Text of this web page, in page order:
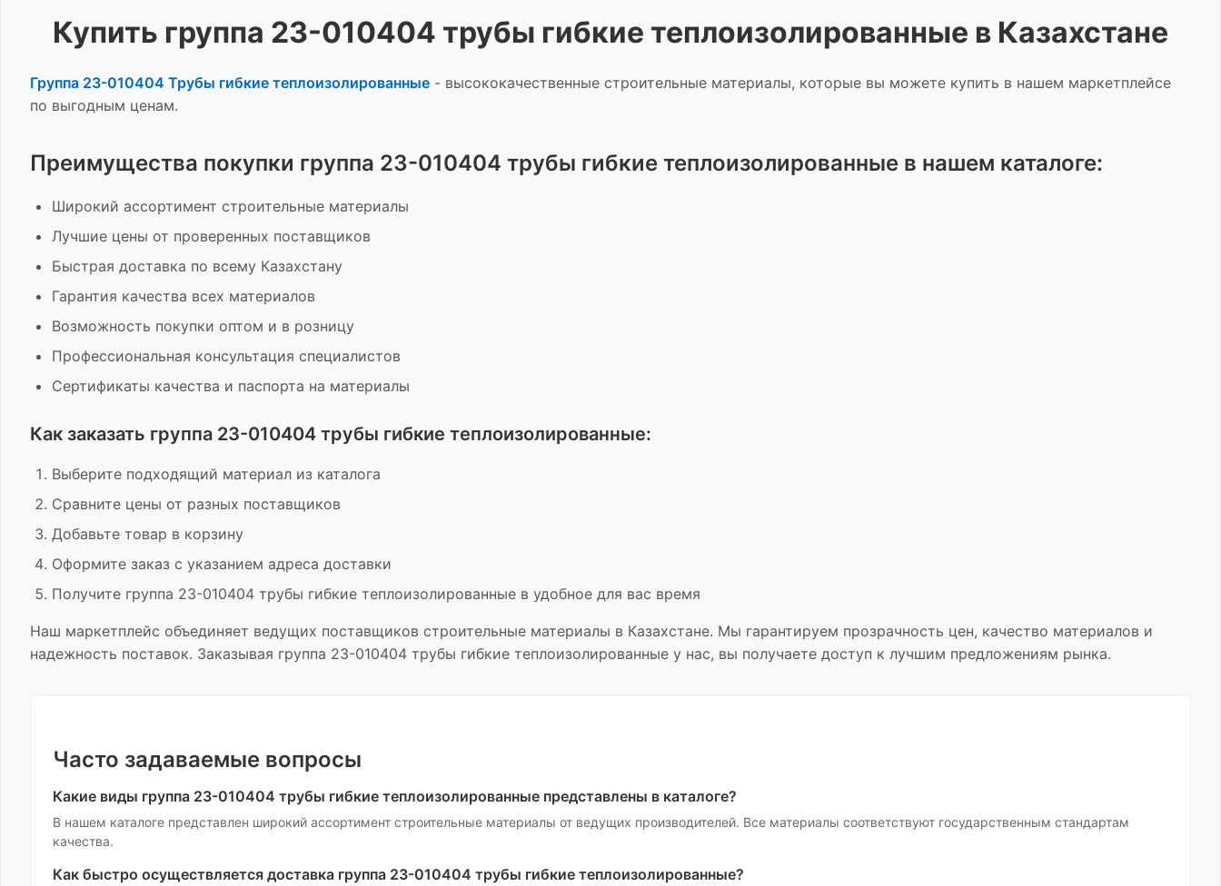
Купить группа 23-010404 трубы гибкие теплоизолированные в Казахстане
Группа 23-010404 Трубы гибкие теплоизолированные - высококачественные строительные материалы, которые вы можете купить в нашем маркетплейсе
по выгодным ценам.
Преимущества покупки группа 23-010404 трубы гибкие теплоизолированные в нашем каталоге:
Широкий ассортимент строительные материалы
Лучшие цены от проверенных поставщиков
Быстрая доставка по всему Казахстану
Гарантия качества всех материалов
Возможность покупки оптом и в розницу
Профессиональная консультация специалистов
Сертификаты качества и паспорта на материалы
Как заказать группа 23-010404 трубы гибкие теплоизолированные:
Выберите подходящий материал из каталога
Сравните цены от разных поставщиков
Добавьте товар в корзину
Оформите заказ с указанием адреса доставки
Получите группа 23-010404 трубы гибкие теплоизолированные в удобное для вас время
Наш маркетплейс объединяет ведущих поставщиков строительные материалы в Казахстане. Мы гарантируем прозрачность цен, качество материалов и
надежность поставок. Заказывая группа 23-010404 трубы гибкие теплоизолированные у нас, вы получаете доступ к лучшим предложениям рынка.
Часто задаваемые вопросы
Какие виды группа 23-010404 трубы гибкие теплоизолированные представлены в каталоге?
В нашем каталоге представлен широкий ассортимент строительные материалы от ведущих производителей. Все материалы соответствуют государственным стандартам
качества.
Как быстро осуществляется доставка группа 23-010404 трубы гибкие теплоизолированные?